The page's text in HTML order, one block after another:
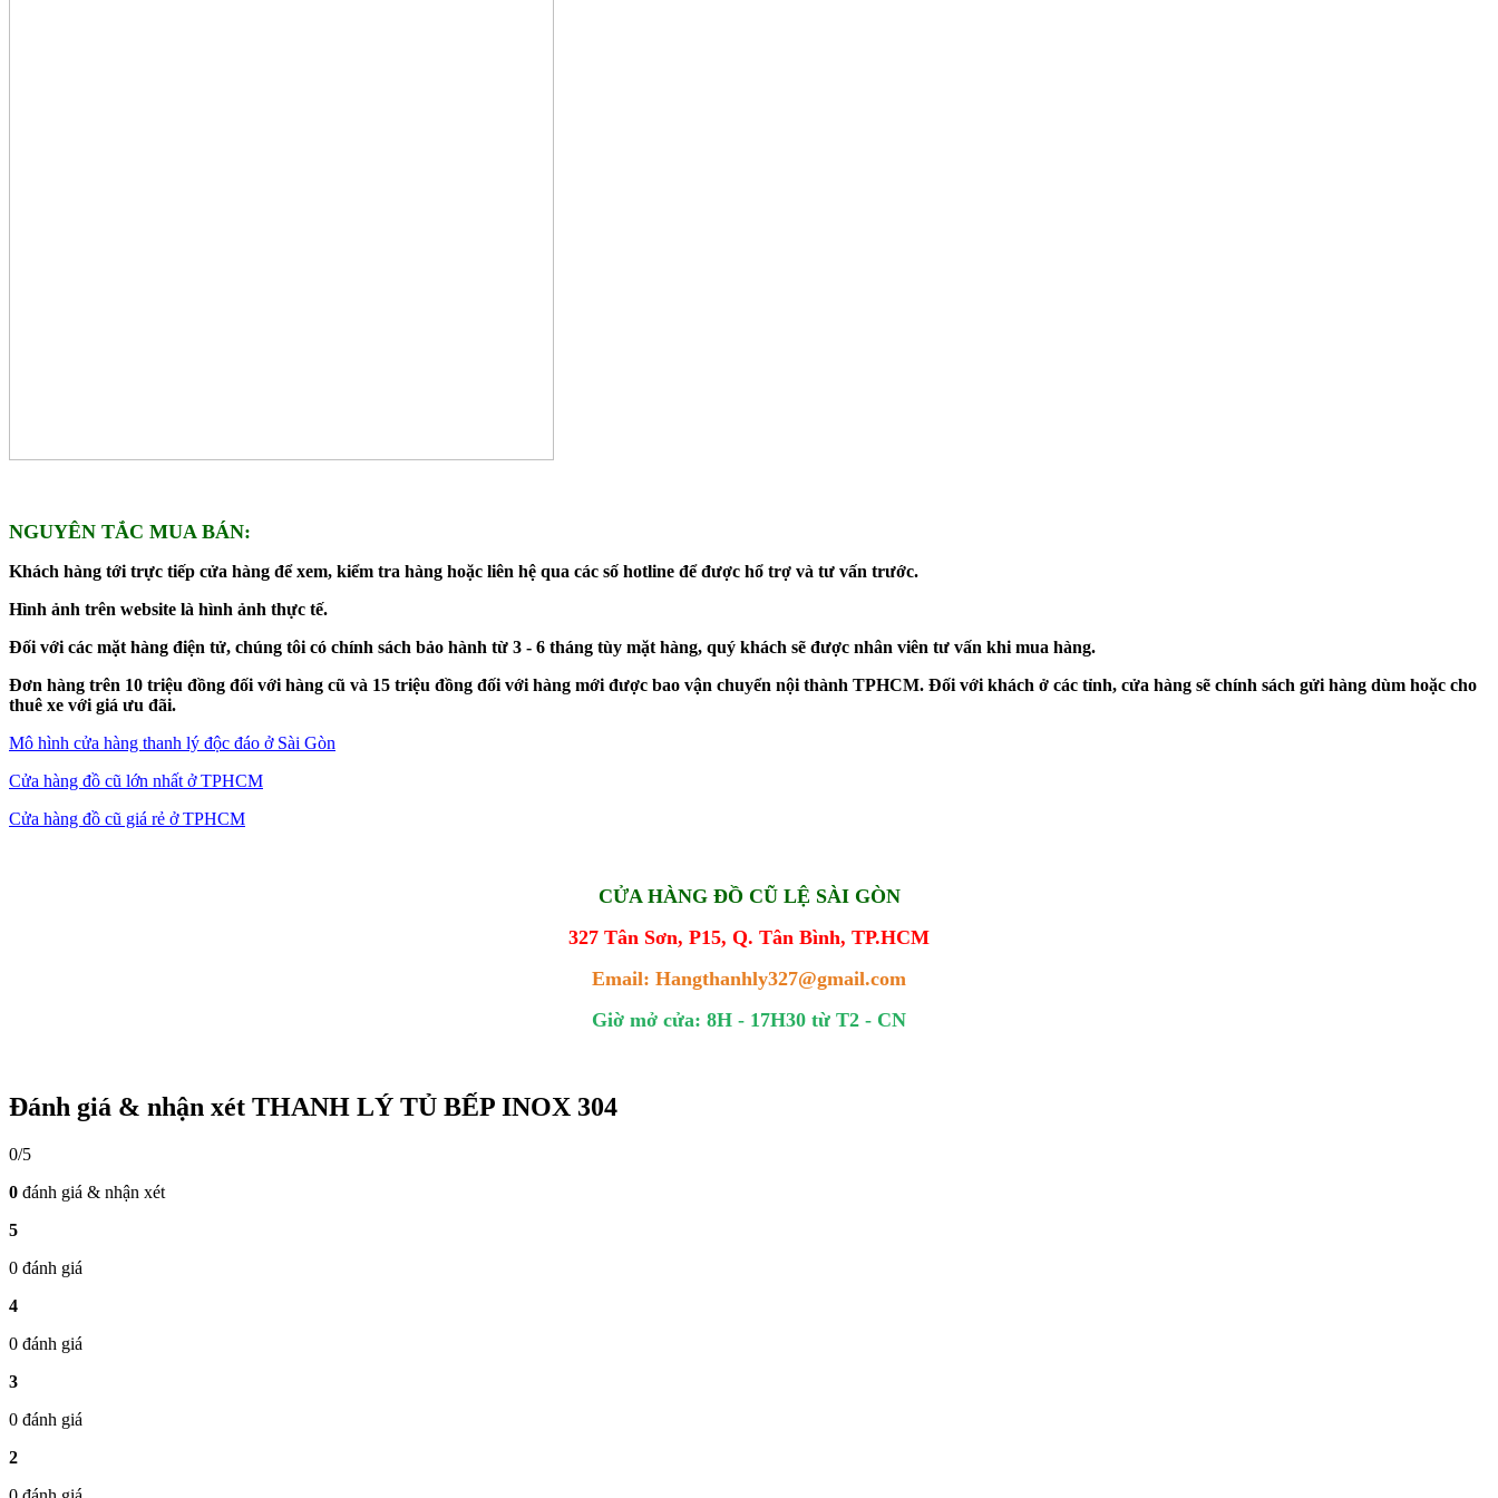
NGUYÊN TẮC MUA BÁN:
Khách hàng tới trực tiếp cửa hàng để xem, kiểm tra hàng hoặc liên hệ qua các số hotline để được hổ trợ và tư vấn trước.
Hình ảnh trên website là hình ảnh thực tế.
Đối với các mặt hàng điện tử, chúng tôi có chính sách bảo hành từ 3 - 6 tháng tùy mặt hàng, quý khách sẽ được nhân viên tư vấn khi mua hàng.
Đơn hàng trên 10 triệu đồng đối với hàng cũ và 15 triệu đồng đối với hàng mới được bao vận chuyển nội thành TPHCM. Đối với khách ở các tỉnh, cửa hàng sẽ chính sách gửi hàng dùm hoặc cho
thuê xe với giá ưu đãi.
Mô hình cửa hàng thanh lý độc đáo ở Sài Gòn
Cửa hàng đồ cũ lớn nhất ở TPHCM
Cửa hàng đồ cũ giá rẻ ở TPHCM
CỬA HÀNG ĐỒ CŨ LỆ SÀI GÒN
327 Tân Sơn, P15, Q. Tân Bình, TP.HCM
Email: Hangthanhly327@gmail.com
Giờ mở cửa: 8H - 17H30 từ T2 - CN
Đánh giá & nhận xét THANH LÝ TỦ BẾP INOX 304
0/5
0 đánh giá & nhận xét
5
0 đánh giá
4
0 đánh giá
3
0 đánh giá
2